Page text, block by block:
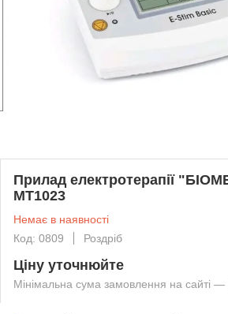
Прилад електротерапії
MT1023
Немає в наявності
Код: 0809
Роздріб
Ціну уточнюйте
Мінімальна сума замовлення на сайті